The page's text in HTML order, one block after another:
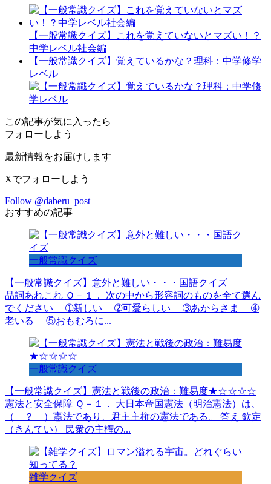
【一般常識クイズ】これを覚えていないとマズい！？
中学レベル社会編
【一般常識クイズ】覚えているかな？理科：中学修学
レベル
この記事が気に入ったら
フォローしよう
最新情報をお届けします
Xでフォローしよう
Follow @daberu_post
おすすめの記事
一般常識クイズ
【一般常識クイズ】意外と難しい・・・国語クイズ
品詞あれこれ Ｑ－１． 次の中から形容詞のものを全て選ん
でください ➀新しい ➁可愛らしい ➂あからさま ➃
老いる ⑤おもむろに...
一般常識クイズ
【一般常識クイズ】憲法と戦後の政治：難易度★☆☆☆☆
憲法と安全保障 Ｑ－１． 大日本帝国憲法（明治憲法）は、
（ ？ ）憲法であり、君主主権の憲法である。 答え 欽定
（きんてい） 民衆の主権の...
雑学クイズ